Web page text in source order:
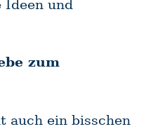
und
zum
auch ein bisschen